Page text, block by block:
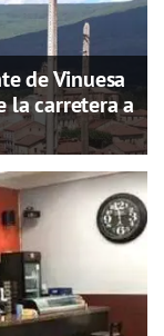
de Vinuesa
la carretera a